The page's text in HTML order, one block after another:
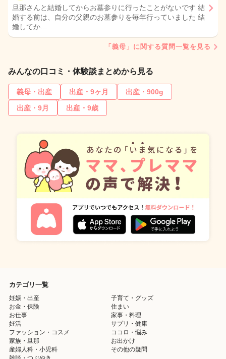
旦那さんと結婚してからお墓参りに行ったことがないです 結
婚する前は、自分の父親のお墓参りを毎年行っていました 結
婚してか…
「義母」に関する質問一覧を見る
みんなの口コミ・体験談まとめから見る
義母・出産 出産・9ヶ月
出産・900g
出産・9月
出産・9歳
カテゴリ一覧
妊娠・出産
子育て・グッズ
お金・保険
住まい
お仕事
家事・料理
妊活
サプリ・健康
ファッション・コスメ
ココロ・悩み
家族・旦那
お出かけ
産婦人科・小児科
その他の疑問